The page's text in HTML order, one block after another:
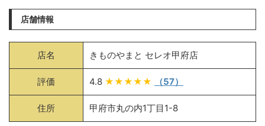
店舗情報
店名 きものやまと セレオ甲府店
評価 4.8 ★★★★★ （57）
住所 甲府市丸の内1丁目1-8